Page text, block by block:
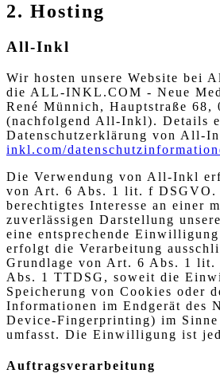
2. Hosting
All-Inkl
Wir hosten unsere Website bei
die ALL-INKL.COM - Neue
René Münnich, Hauptstraße 68,
(nachfolgend All-Inkl). Details
Datenschutzerklärung von All-
inkl.com/
Die Verwendung von All-Inkl
von Art. 6 Abs. 1 lit. f DSGVO.
berechtigtes Interesse an einer
zuverlässigen Darstellung
eine entsprechende
erfolgt die Verarbeitung
Grundlage von Art. 6 Abs. 1 lit.
Abs. 1 TTDSG, soweit die
Speicherung von Cookies oder
Informationen im Endgerät des
Device-Fingerprinting) im Sinne
umfasst. Die Einwilligung ist
Auftragsverarbeitung